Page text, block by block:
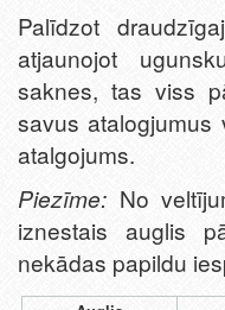
Palīdzot
atjaunojot
saknes, tas viss
savus
atalgojums.
Piezīme: No
iznestais auglis
nekādas papildu